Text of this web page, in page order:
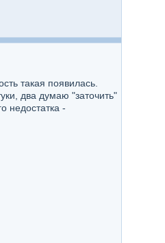
такая появилась.
два думаю "заточить"
недостатка -